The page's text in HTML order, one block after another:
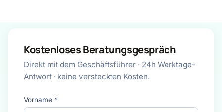
Kostenloses Beratungsgespräch
Direkt mit dem Geschäftsführer · 24h Werktage-
Antwort · keine versteckten Kosten.
Vorname *